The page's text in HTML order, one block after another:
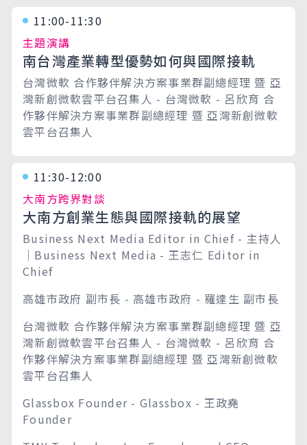
11:00-11:30
主題演講
南台灣產業轉型優勢如何與國際接軌
台灣微軟 合作夥伴解決方案事業群副總經理 暨 亞
灣新創微軟雲平台召集人 - 台灣微軟 - 呂欣育 合
作夥伴解決方案事業群副總經理 暨 亞灣新創微軟
雲平台召集人
11:30-12:00
大南方跨界對談
大南方創業生態與國際接軌的展望
Business Next Media Editor in Chief - 主持人
｜Business Next Media - 王志仁 Editor in
Chief
高雄市政府 副市長 - 高雄市政府 - 羅達生 副市長
台灣微軟 合作夥伴解決方案事業群副總經理 暨 亞
灣新創微軟雲平台召集人 - 台灣微軟 - 呂欣育 合
作夥伴解決方案事業群副總經理 暨 亞灣新創微軟
雲平台召集人
Glassbox Founder - Glassbox - 王政堯
Founder